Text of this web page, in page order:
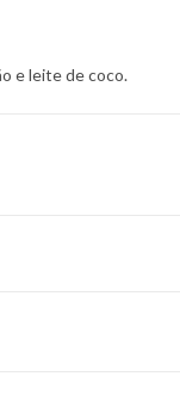
e leite de coco.